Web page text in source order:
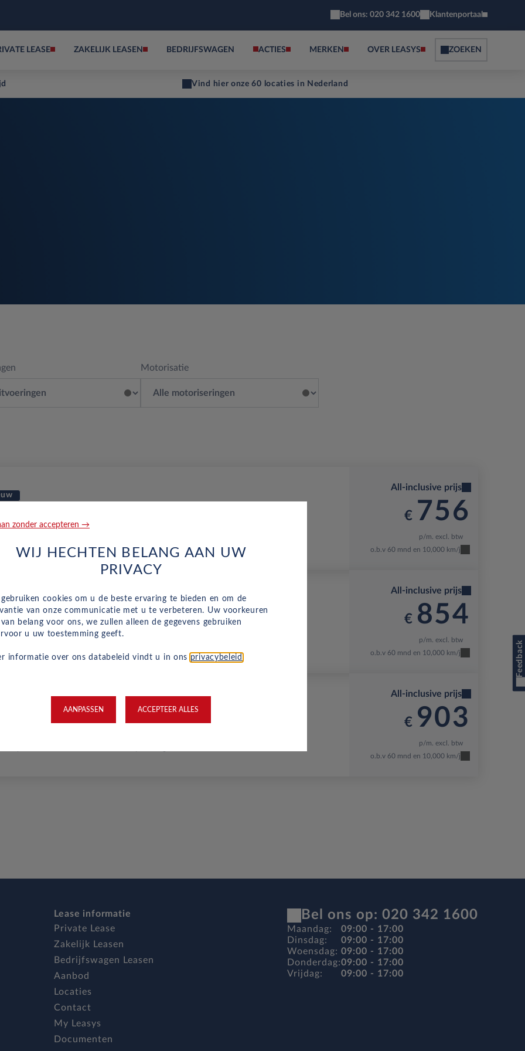
Bel ons: 020 342 1600 Klantenportaal
LEASE ZAKELIJK LEASEN BEDRIJFSWAGEN ACTIES MERKEN OVER LEASYS ZOEKEN
Vind hier onze 60 locaties in Nederland
Motorisatie
Edition 1.5 102kW PHEV
All-inclusive prijs
€ 756
p/m. excl. btw
o.b.v 60 mnd en 10,000 km/j
& Co 08
1.5 102kW PHEV
All-inclusive prijs
€ 854
p/m. excl. btw
o.b.v 60 mnd en 10,000 km/j
All-inclusive prijs
€ 903
p/m. excl. btw
o.b.v 60 mnd en 10,000 km/j
Feedback
Lease informatie
Private Lease
Zakelijk Leasen
Bedrijfswagen Leasen
Aanbod
Locaties
Contact
My Leasys
Documenten
Bel ons op: 020 342 1600
Maandag:
Dinsdag:
Woensdag:
Donderdag:
Vrijdag:
09:00 - 17:00
09:00 - 17:00
09:00 - 17:00
09:00 - 17:00
09:00 - 17:00
zonder accepteren →
WIJ HECHTEN BELANG AAN UW
PRIVACY
cookies om u de beste ervaring te bieden en om de
van onze communicatie met u te verbeteren. Uw voorkeuren
belang voor ons, we zullen alleen de gegevens gebruiken
u uw toestemming geeft.
informatie over ons databeleid vindt u in ons privacybeleid.
AANPASSEN ACCEPTEER ALLES